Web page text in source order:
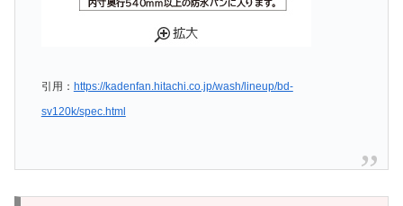
引用： https://kadenfan.hitachi.co.jp/wash/lineup/bd-
sv120k/spec.html